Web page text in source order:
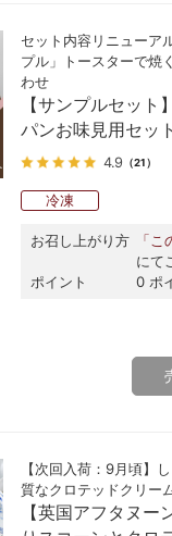
セット内容リニューア
プル」トースターで焼
わせ
【サンプルセット
パンお味見用セット
4.9 （21）
冷凍
お召し上がり方
「こ
にて
ポイント
0 ポ
【次回入荷：9月頃】
質なクロテッドクリー
【英国アフタヌー